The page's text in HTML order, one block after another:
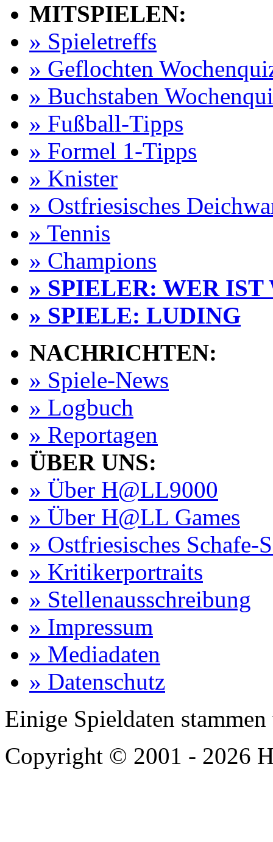
MITSPIELEN:
» Spieletreffs
» Geflochten
» Buchstaben
» Fußball-Tipps
» Formel 1-Tipps
» Knister
» Ostfriesisches
» Tennis
» Champions
» SPIELER: WER IST
» SPIELE: LUDING
NACHRICHTEN:
» Spiele-News
» Logbuch
» Reportagen
ÜBER UNS:
» Über H@LL9000
» Über H@LL Games
» Ostfriesisches Schafe-
» Kritikerportraits
» Stellenausschreibung
» Impressum
» Mediadaten
» Datenschutz
Einige Spieldaten
Copyright © 2001 - 2026